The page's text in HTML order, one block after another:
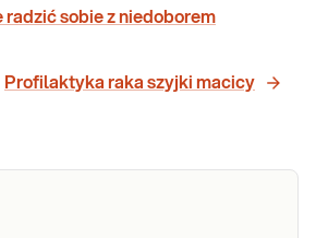
radzić sobie z niedoborem
Profilaktyka raka szyjki macicy